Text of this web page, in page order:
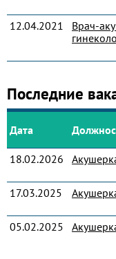
12.04.2021
Врач-
Последние
Дата
18.02.2026
17.03.2025
05.02.2025